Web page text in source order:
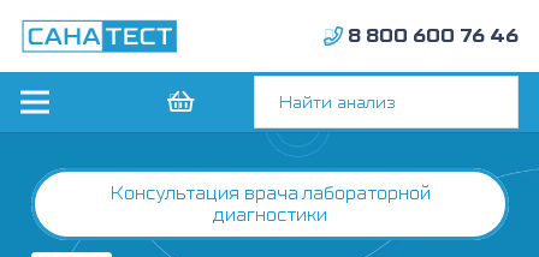
8 800 600 76 46
Консультация врача лабораторной
диагностики